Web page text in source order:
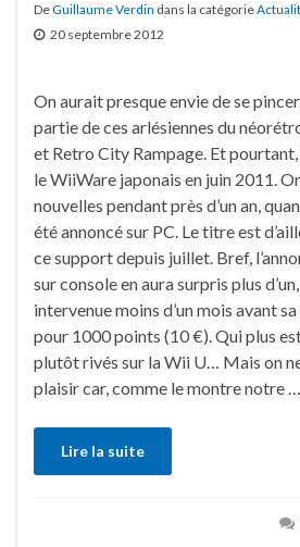
DeGuillaume Verdin dans la catégorie
20 septembre 2012
On aurait presque envie de se
partie de ces arlésiennes du
et Retro City Rampage. Et
le WiiWare japonais en juin 2011.
nouvelles pendant près d’un an,
été annoncé sur PC. Le titre est
ce support depuis juillet. Bref,
sur console en aura surpris plus
intervenue moins d’un mois avant
pour 1000 points (10 €). Qui plus
plutôt rivés sur la Wii U… Mais on
plaisir car, comme le montre notre …
Lire la suite